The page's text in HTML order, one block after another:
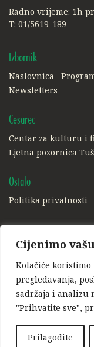
Cijenimo
Kolačiće koristimo
pregledavanja,
sadržaja i analizu
"Prihvatite sve",
Prilagodite
Radno vrijeme: 1h
T: 01/5619-189
Izbornik
Naslovnica
Newsletters
Cesarec
Centar za kulturu i
Ljetna pozornica
Ostalo
Politika privatnosti
Facebook Instagram
Ponosni član: